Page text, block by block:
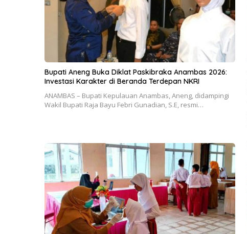
Bupati Aneng Buka Diklat Paskibraka Anambas 2026:
Investasi Karakter di Beranda Terdepan NKRI
ANAMBAS – Bupati Kepulauan Anambas, Aneng, didampingi
Wakil Bupati Raja Bayu Febri Gunadian, S.E, resmi…